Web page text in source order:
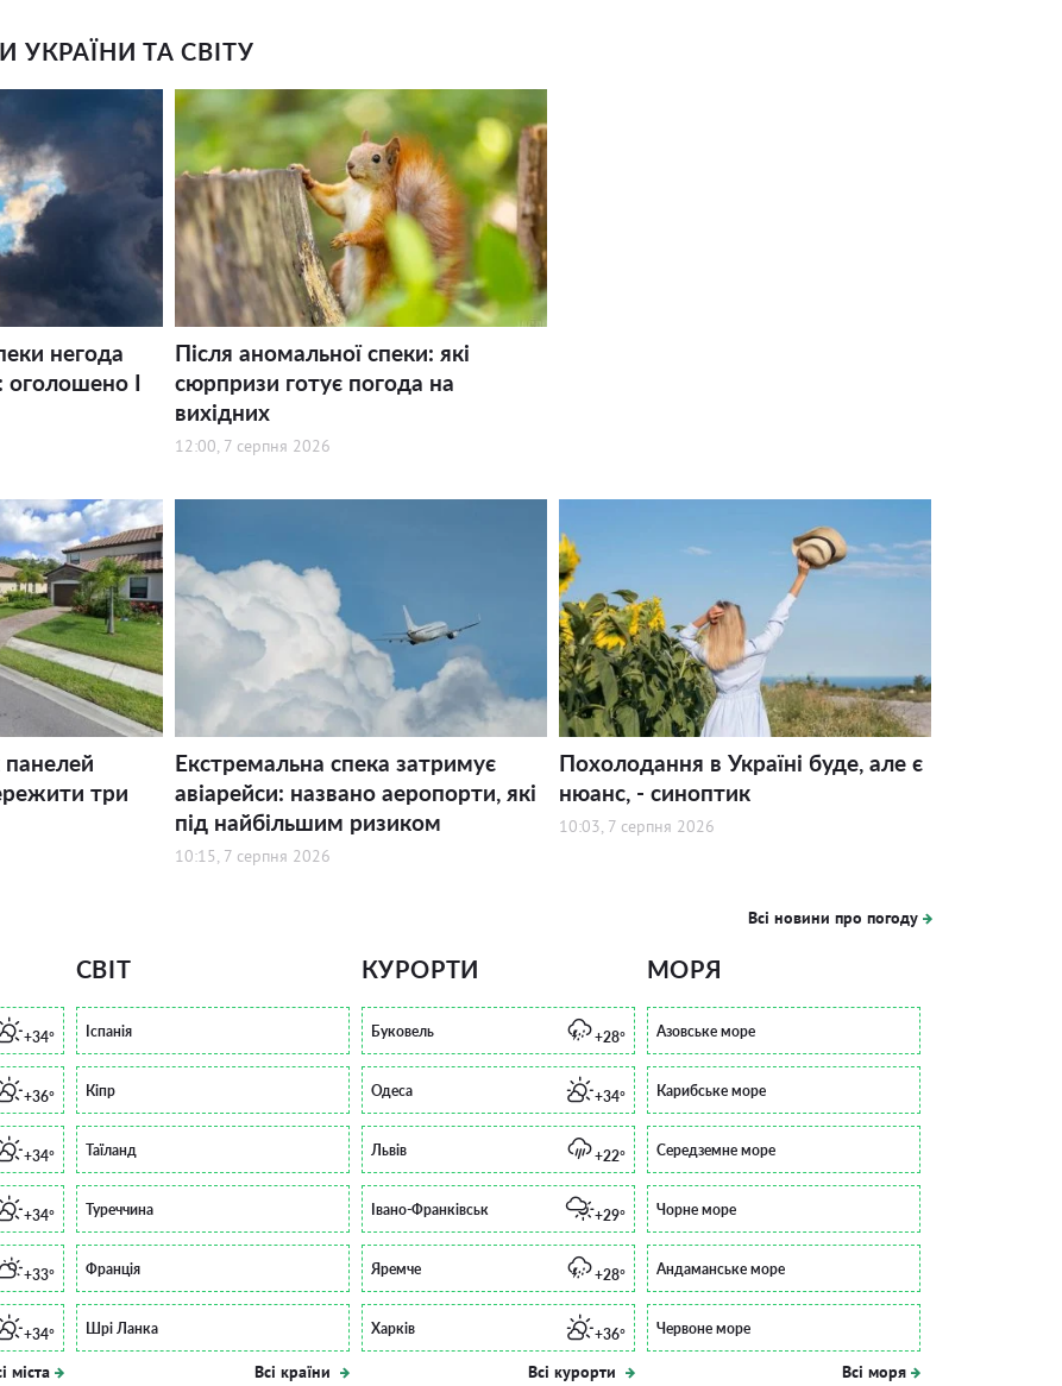
ТА СВІТУ
негода
оголошено І
Після аномальної спеки: які
сюрпризи готує погода на
вихідних
12:00, 7 серпня 2026
панелей
три
Екстремальна спека затримує
авіарейси: названо аеропорти, які
під найбільшим ризиком
10:15, 7 серпня 2026
Похолодання в Україні буде, але є
нюанс, - синоптик
10:03, 7 серпня 2026
Всі новини про погоду
+34°
+36°
+34°
+34°
+33°
+34°
міста
СВІТ
Іспанія
Кіпр
Таїланд
Туреччина
Франція
Шрі Ланка
Всі країни
КУРОРТИ
Буковель +28°
Одеса +34°
Львів +22°
Івано-Франківськ +29°
Яремче +28°
Харків +36°
Всі курорти
МОРЯ
Азовське море
Карибське море
Середземне море
Чорне море
Андаманське море
Червоне море
Всі моря